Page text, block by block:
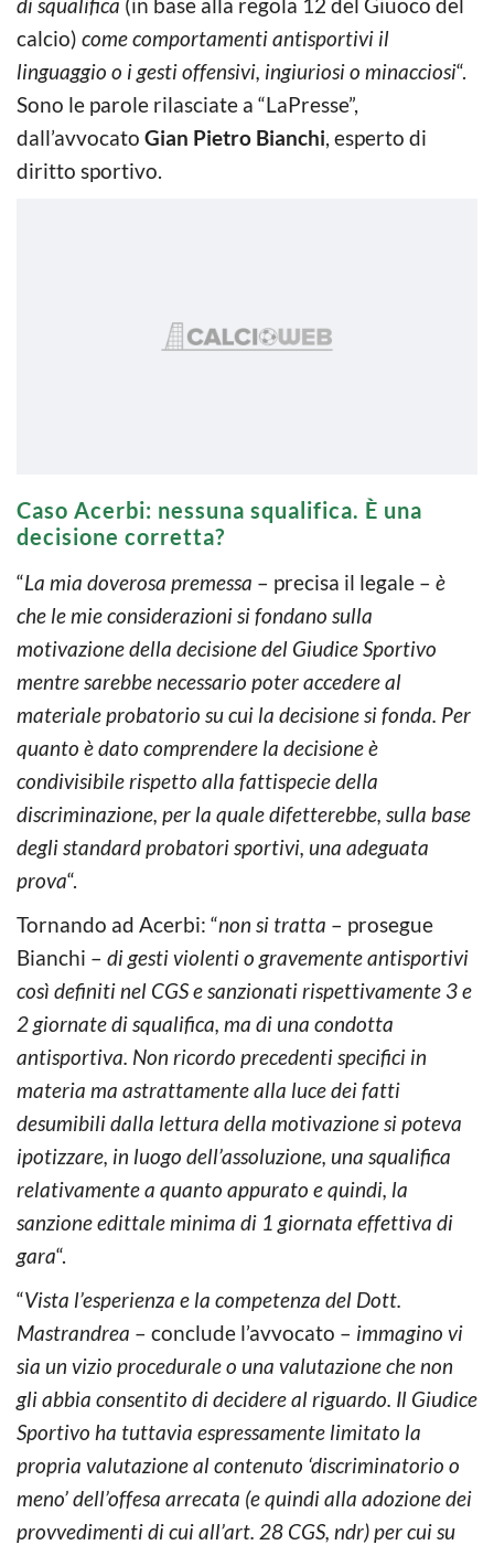
calcio) come comportamenti antisportivi il
linguaggio o i gesti offensivi, ingiuriosi o minacciosi“.
Sono le parole rilasciate a “LaPresse”,
dall’avvocato Gian Pietro Bianchi, esperto di
diritto sportivo.
Caso Acerbi: nessuna squalifica. È una
decisione corretta?
“La mia doverosa premessa – precisa il legale – è
che le mie considerazioni si fondano sulla
motivazione della decisione del Giudice Sportivo
mentre sarebbe necessario poter accedere al
materiale probatorio su cui la decisione si fonda. Per
quanto è dato comprendere la decisione è
condivisibile rispetto alla fattispecie della
discriminazione, per la quale difetterebbe, sulla base
degli standard probatori sportivi, una adeguata
prova“.
Tornando ad Acerbi: “non si tratta – prosegue
Bianchi – di gesti violenti o gravemente antisportivi
così definiti nel CGS e sanzionati rispettivamente 3 e
2 giornate di squalifica, ma di una condotta
antisportiva. Non ricordo precedenti specifici in
materia ma astrattamente alla luce dei fatti
desumibili dalla lettura della motivazione si poteva
ipotizzare, in luogo dell’assoluzione, una squalifica
relativamente a quanto appurato e quindi, la
sanzione edittale minima di 1 giornata effettiva di
gara“.
“Vista l’esperienza e la competenza del Dott.
Mastrandrea – conclude l’avvocato – immagino vi
sia un vizio procedurale o una valutazione che non
gli abbia consentito di decidere al riguardo. Il Giudice
Sportivo ha tuttavia espressamente limitato la
propria valutazione al contenuto ‘discriminatorio o
meno’ dell’offesa arrecata (e quindi alla adozione dei
provvedimenti di cui all’art. 28 CGS, ndr) per cui su